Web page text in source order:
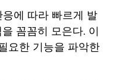
에 따라 빠르게 발
꼼꼼히 모은다. 이
요한 기능을 파악한